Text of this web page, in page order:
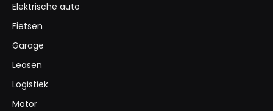
Elektrische auto
Fietsen
Garage
Leasen
Logistiek
Motor